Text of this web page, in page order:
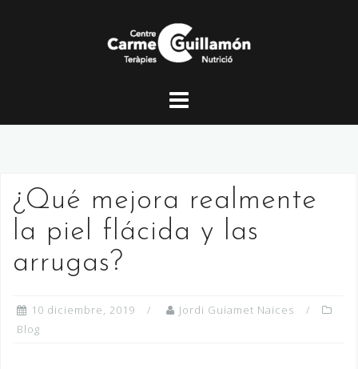
¿Qué mejora realmente
la piel flácida y las
arrugas?
10 diciembre, 2019
Jordi Guiamet Naices
Blog